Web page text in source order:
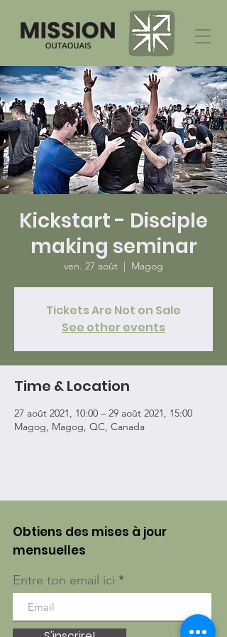
Kickstart - Disciple
making seminar
ven. 27 août
  |
Magog
Tickets Are Not on Sale
See other events
Time & Location
27 août 2021, 10:00 – 29 août 2021, 15:00
Magog, Magog, QC, Canada
Obtiens des mises à jour
mensuelles
Entre ton email ici